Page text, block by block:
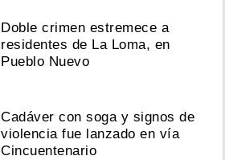
Doble crimen estremece a
residentes de La Loma, en
Pueblo Nuevo
Cadáver con soga y signos de
violencia fue lanzado en vía
Cincuentenario